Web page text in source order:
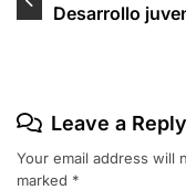
navigation
Desarrollo
Leave a Reply
Your email address will
marked *